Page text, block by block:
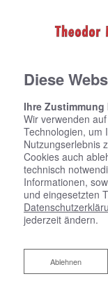
Startseite»Bad»
Komfort-
Diese
Ihre
Wir verwenden
Technologien, um
Nutzungserlebnis
Cookies auch
technisch
Informationen,
und eingesetzten
jederzeit ändern.
Ablehnen
Ablehnen